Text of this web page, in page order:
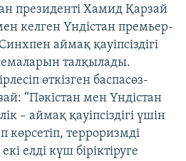
президенті Хамид Қарзай
келген Үндістан премьер-
аймақ қауіпсіздігі
талқылады.
өткізген баспасөз-
“Пәкістан мен Үндістан
– аймақ қауіпсіздігі үшін
көрсетіп, терроризмді
елді күш біріктіруге